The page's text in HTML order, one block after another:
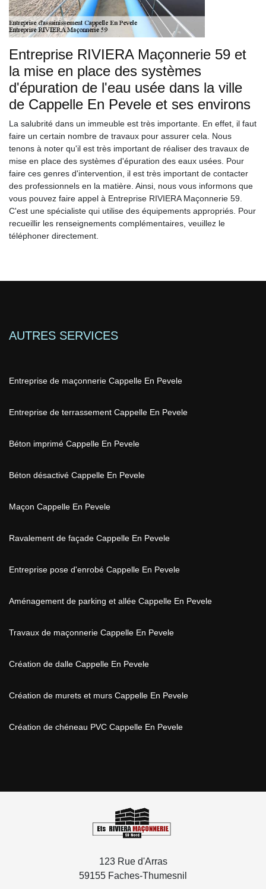
Entreprise RIVIERA Maçonnerie 59 et
la mise en place des systèmes
d'épuration de l'eau usée dans la ville
de Cappelle En Pevele et ses environs
La salubrité dans un immeuble est très importante. En effet, il faut
faire un certain nombre de travaux pour assurer cela. Nous
tenons à noter qu'il est très important de réaliser des travaux de
mise en place des systèmes d'épuration des eaux usées. Pour
faire ces genres d'intervention, il est très important de contacter
des professionnels en la matière. Ainsi, nous vous informons que
vous pouvez faire appel à Entreprise RIVIERA Maçonnerie 59.
C'est une spécialiste qui utilise des équipements appropriés. Pour
recueillir les renseignements complémentaires, veuillez le
téléphoner directement.
AUTRES SERVICES
Entreprise de maçonnerie Cappelle En Pevele
Entreprise de terrassement Cappelle En Pevele
Béton imprimé Cappelle En Pevele
Béton désactivé Cappelle En Pevele
Maçon Cappelle En Pevele
Ravalement de façade Cappelle En Pevele
Entreprise pose d'enrobé Cappelle En Pevele
Aménagement de parking et allée Cappelle En Pevele
Travaux de maçonnerie Cappelle En Pevele
Création de dalle Cappelle En Pevele
Création de murets et murs Cappelle En Pevele
Création de chéneau PVC Cappelle En Pevele
123 Rue d'Arras
59155 Faches-Thumesnil